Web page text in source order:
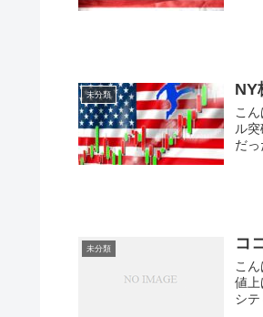
未分類 NY
こ
ル
だ
未分類 コ
こ
値
シ